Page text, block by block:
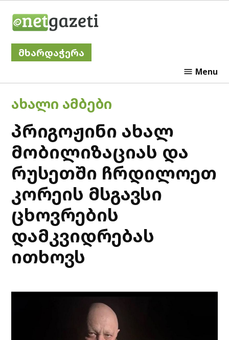
მხარდაჭერა
Menu
POSTED
IN
ᲐᲮᲐᲚᲘ ᲐᲛᲑᲔᲑᲘ
პრიგოჟინი ახალ
მობილიზაციას და
რუსეთში ჩრდილოეთ
კორეის მსგავსი
ცხოვრების
დამკვიდრებას
ითხოვს